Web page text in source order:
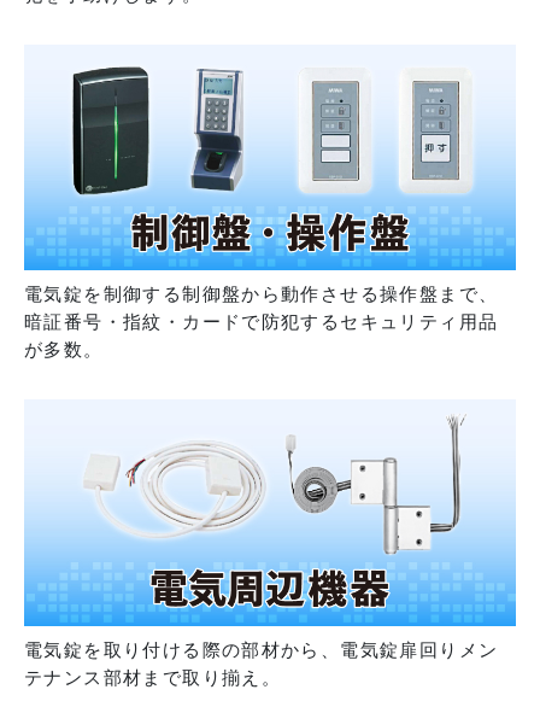
電気錠を制御する制御盤から動作させる操作盤まで、
暗証番号・指紋・カードで防犯するセキュリティ用品
が多数。
電気錠を取り付ける際の部材から、電気錠扉回りメン
テナンス部材まで取り揃え。